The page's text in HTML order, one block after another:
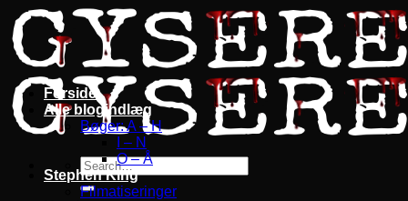
Fortsæt
til
indhold
Forside
Alle blogindlæg
Bøger: A – H
I – N
O – Å
Stephen King
Filmatiseringer